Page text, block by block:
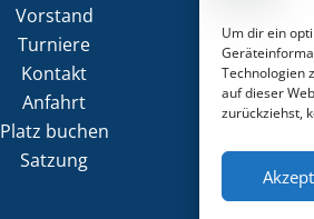
Um dir ein
Technologien
auf dieser
zurückziehst,
Vorstand
Turniere
Kontakt
Anfahrt
Platz buchen
Satzung